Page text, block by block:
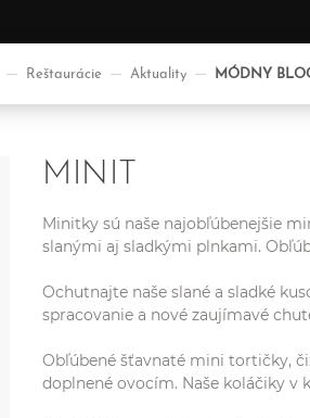
Reštaurácie Aktuality MÓDNY
MINIT
Minitky sú naše najobľúbenejšie
slanými aj sladkými plnkami.
Ochutnajte naše slané a sladké
spracovanie a nové zaujímavé
Obľúbené šťavnaté mini tortičky,
doplnené ovocím. Naše koláčiky v